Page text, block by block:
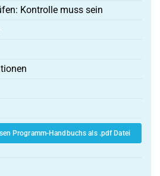
Kontrolle muss sein
Programm-Handbuchs als .pdf Datei